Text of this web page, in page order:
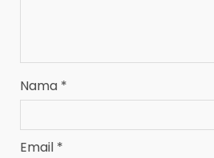
Nama *
Email *